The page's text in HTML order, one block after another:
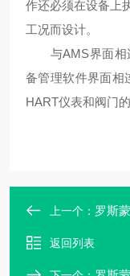
作还必须在设备上
工况而设计。
与AMS界面相
备管理软件界面相
HART仪表和阀门
上一个： 罗斯
返回列表